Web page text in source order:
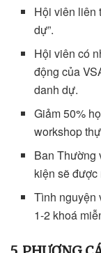
Hội viên liên
dự”.
Hội viên có
động của
danh dự.
Giảm 50%
workshop
Ban Thường
kiện sẽ được
Tình nguyện
1-2 khoá